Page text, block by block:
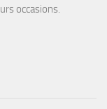
occasions.